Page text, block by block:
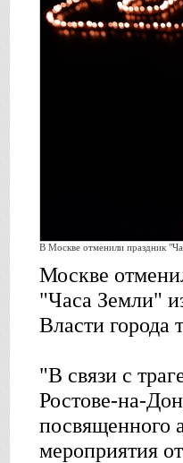
В Москве отменили праздник
Москве
"Часа Земли"
Власти города
"В связи с
Ростове-на-
посвященного
мероприятия